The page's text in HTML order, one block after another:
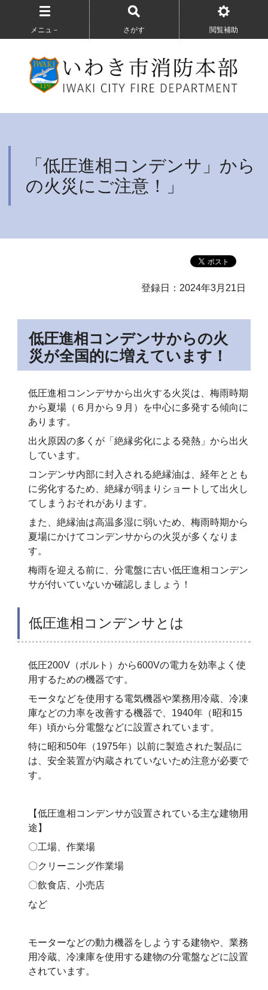
メニュ－ さがす 閲覧補助
「低圧進相コンデンサ」から
の火災にご注意！」
登録日：2024年3月21日
低圧進相コンデンサからの火
災が全国的に増えています！
低圧進相コンンデサから出火する火災は、梅雨時期
から夏場（６月から９月）を中心に多発する傾向に
あります。
出火原因の多くが「絶縁劣化による発熱」から出火
しています。
コンデンサ内部に封入される絶縁油は、経年ととも
に劣化するため、絶縁が弱まりショートして出火し
てしまうおそれがあります。
また、絶縁油は高温多湿に弱いため、梅雨時期から
夏場にかけてコンデンサからの火災が多くなりま
す。
梅雨を迎える前に、分電盤に古い低圧進相コンデン
サが付いていないか確認しましょう！
低圧進相コンデンサとは
低圧200V（ボルト）から600Vの電力を効率よく使
用するための機器です。
モータなどを使用する電気機器や業務用冷蔵、冷凍
庫などの力率を改善する機器で、1940年（昭和15
年）頃から分電盤などに設置されています。
特に昭和50年（1975年）以前に製造された製品に
は、安全装置が内蔵されていないため注意が必要で
す。
【低圧進相コンデンサが設置されている主な建物用
途】
〇工場、作業場
〇クリーニング作業場
〇飲食店、小売店
など
モーターなどの動力機器をしようする建物や、業務
用冷蔵、冷凍庫を使用する建物の分電盤などに設置
されています。